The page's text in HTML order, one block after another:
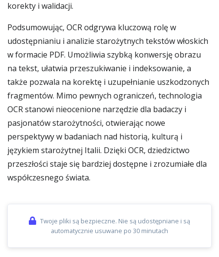
korekty i walidacji.
Podsumowując, OCR odgrywa kluczową rolę w
udostępnianiu i analizie starożytnych tekstów włoskich
w formacie PDF. Umożliwia szybką konwersję obrazu
na tekst, ułatwia przeszukiwanie i indeksowanie, a
także pozwala na korektę i uzupełnianie uszkodzonych
fragmentów. Mimo pewnych ograniczeń, technologia
OCR stanowi nieocenione narzędzie dla badaczy i
pasjonatów starożytności, otwierając nowe
perspektywy w badaniach nad historią, kulturą i
językiem starożytnej Italii. Dzięki OCR, dziedzictwo
przeszłości staje się bardziej dostępne i zrozumiałe dla
współczesnego świata.
Twoje pliki są bezpieczne. Nie są udostępniane i są
automatycznie usuwane po 30 minutach